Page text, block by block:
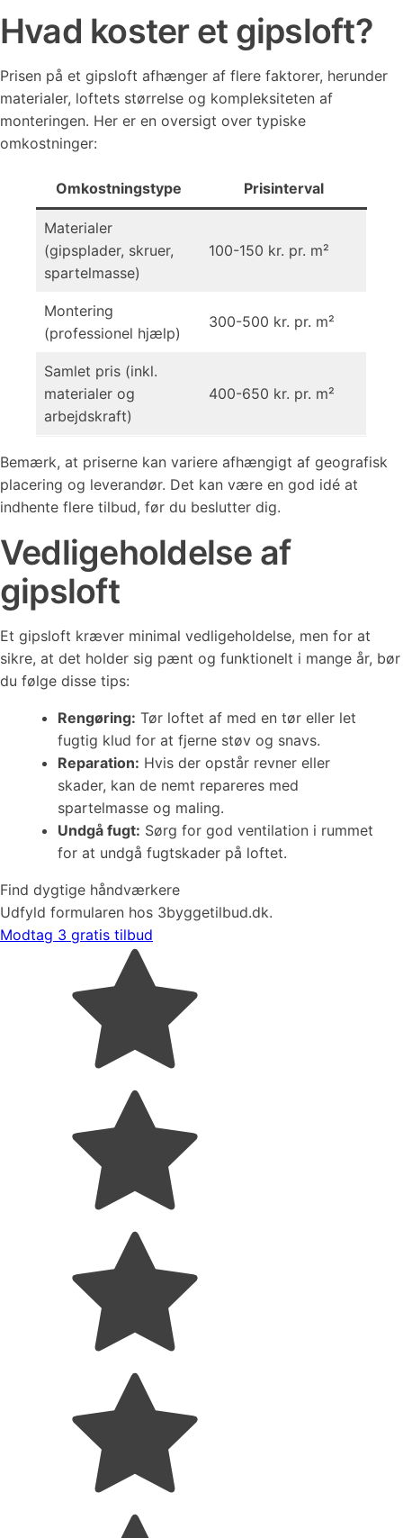
Hvad koster et gipsloft?
Prisen på et gipsloft afhænger af flere faktorer, herunder
materialer, loftets størrelse og kompleksiteten af
monteringen. Her er en oversigt over typiske
omkostninger:
Omkostningstype Prisinterval
Materialer
(gipsplader, skruer,
spartelmasse)
100-150 kr. pr. m²
Montering
(professionel hjælp)
300-500 kr. pr. m²
Samlet pris (inkl.
materialer og
arbejdskraft)
400-650 kr. pr. m²
Bemærk, at priserne kan variere afhængigt af geografisk
placering og leverandør. Det kan være en god idé at
indhente flere tilbud, før du beslutter dig.
Vedligeholdelse af
gipsloft
Et gipsloft kræver minimal vedligeholdelse, men for at
sikre, at det holder sig pænt og funktionelt i mange år, bør
du følge disse tips:
Rengøring: Tør loftet af med en tør eller let
fugtig klud for at fjerne støv og snavs.
Reparation: Hvis der opstår revner eller
skader, kan de nemt repareres med
spartelmasse og maling.
Undgå fugt: Sørg for god ventilation i rummet
for at undgå fugtskader på loftet.
Find dygtige håndværkere
Udfyld formularen hos 3byggetilbud.dk.
Modtag 3 gratis tilbud